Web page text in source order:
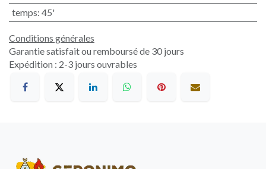
temps: 45'
Conditions générales
Garantie satisfait ou remboursé de 30 jours
Expédition : 2-3 jours ouvrables